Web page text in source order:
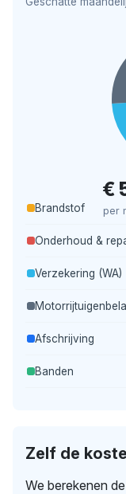
€
per
Brandstof
Onderhoud &
Verzekering (WA)
Afschrijving
Banden
Zelf de
We berekenen